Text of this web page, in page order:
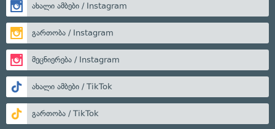
ახალი ამბები / Instagram
გართობა / Instagram
მეცნიერება / Instagram
ახალი ამბები / TikTok
გართობა / TikTok